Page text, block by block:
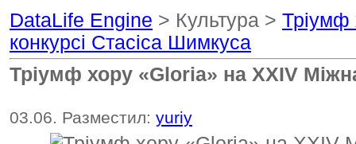
DataLife Engine > Культура > Тріумф
конкурсі Стасіса Шимкуса
Тріумф хору «Gloria» на XXIV
03.06. Разместил: yuriy